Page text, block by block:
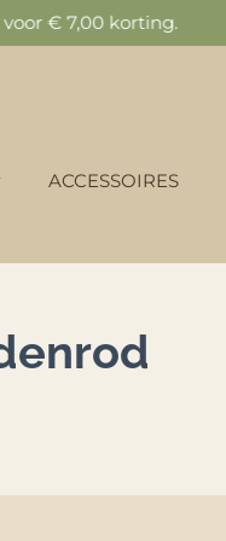
€ 7,00 korting.
ACCESSOIRES